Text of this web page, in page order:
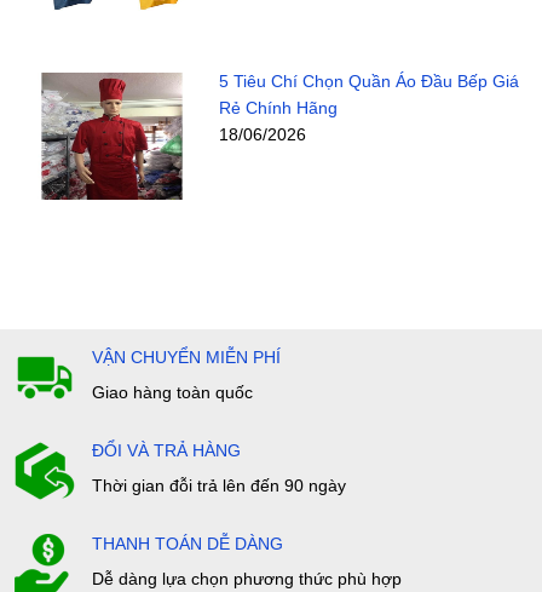
5 Tiêu Chí Chọn Quần Áo Đầu Bếp Giá
Rẻ Chính Hãng
18/06/2026
VẬN CHUYỂN MIỄN PHÍ
Giao hàng toàn quốc
ĐỔI VÀ TRẢ HÀNG
Thời gian đỗi trả lên đến 90 ngày
THANH TOÁN DỄ DÀNG
Dễ dàng lựa chọn phương thức phù hợp